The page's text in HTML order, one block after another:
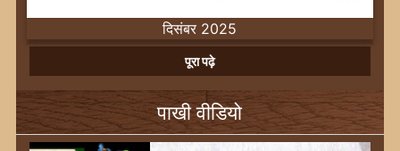
दिसंबर 2025
Previous
Next
पूरा पढ़े
पाखी वीडियो